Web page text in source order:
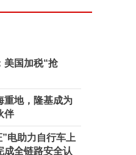
美国加税“抢
重地，隆基成为
伴
电助力自行车上
成全链路安全认